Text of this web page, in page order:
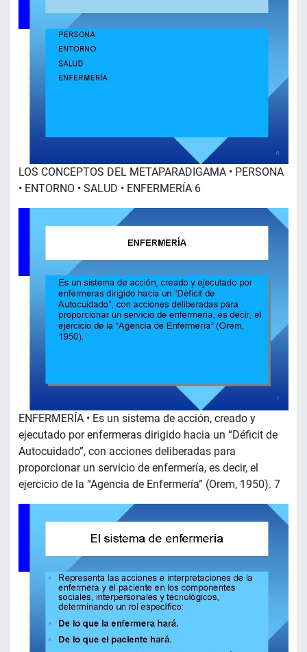
LOS CONCEPTOS DEL METAPARADIGAMA • PERSONA
• ENTORNO • SALUD • ENFERMERÍA 6
ENFERMERÍA • Es un sistema de acción, creado y
ejecutado por enfermeras dirigido hacia un “Déficit de
Autocuidado”, con acciones deliberadas para
proporcionar un servicio de enfermería, es decir, el
ejercicio de la “Agencia de Enfermería” (Orem, 1950). 7